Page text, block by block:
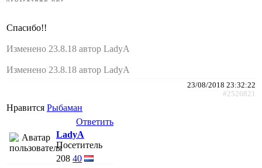
Спасибо!!
Изменено 23.8.18 автор LadyA
Изменено 23.8.18 автор LadyA
23/08/2018 23:32:22
#2526821
Нравится Рыбаман
Ответить
LadyA
Посетитель
208 40